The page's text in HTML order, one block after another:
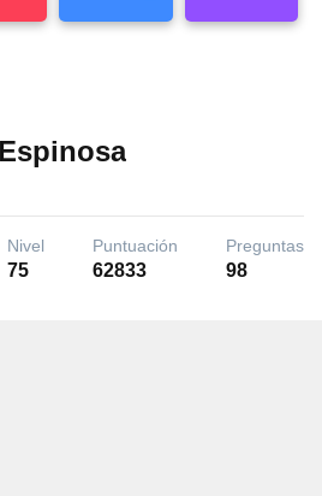
Nivel
75
Puntuación
62833
Preguntas
98